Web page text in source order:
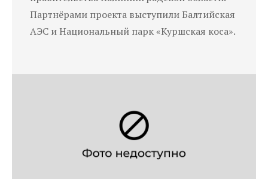
Партнёрами проекта выступили Балтийская
АЭС и Национальный парк «Куршская коса».